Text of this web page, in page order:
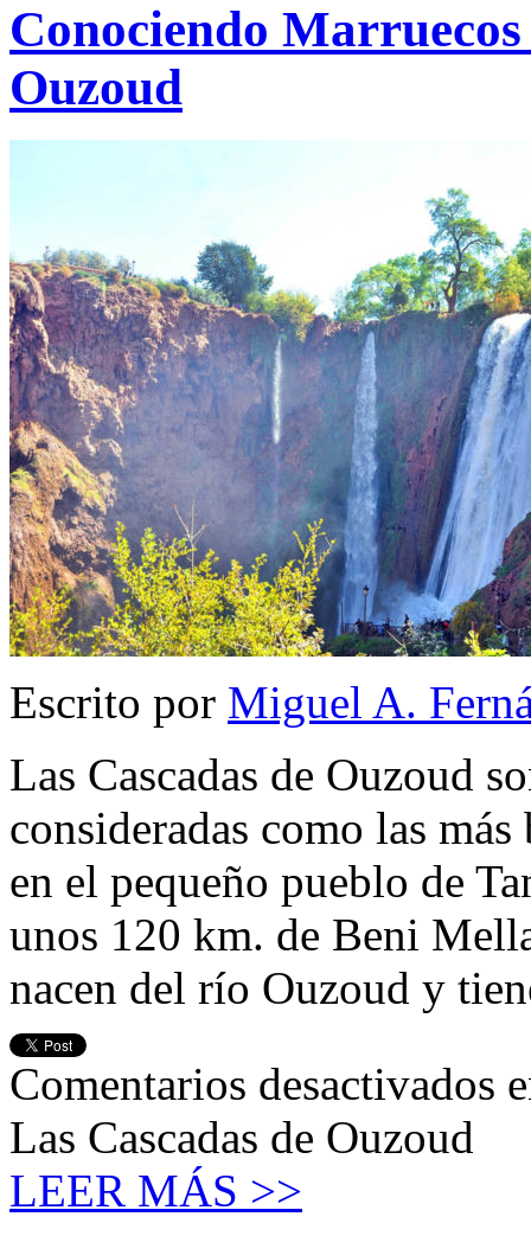
Conociendo
Ouzoud
Escrito por Miguel A.
Las Cascadas de Ouzoud
consideradas como las
en el pequeño pueblo de
unos 120 km. de Beni
nacen del río Ouzoud y
Comentarios desactivados
Las Cascadas de Ouzoud
LEER MÁS >>